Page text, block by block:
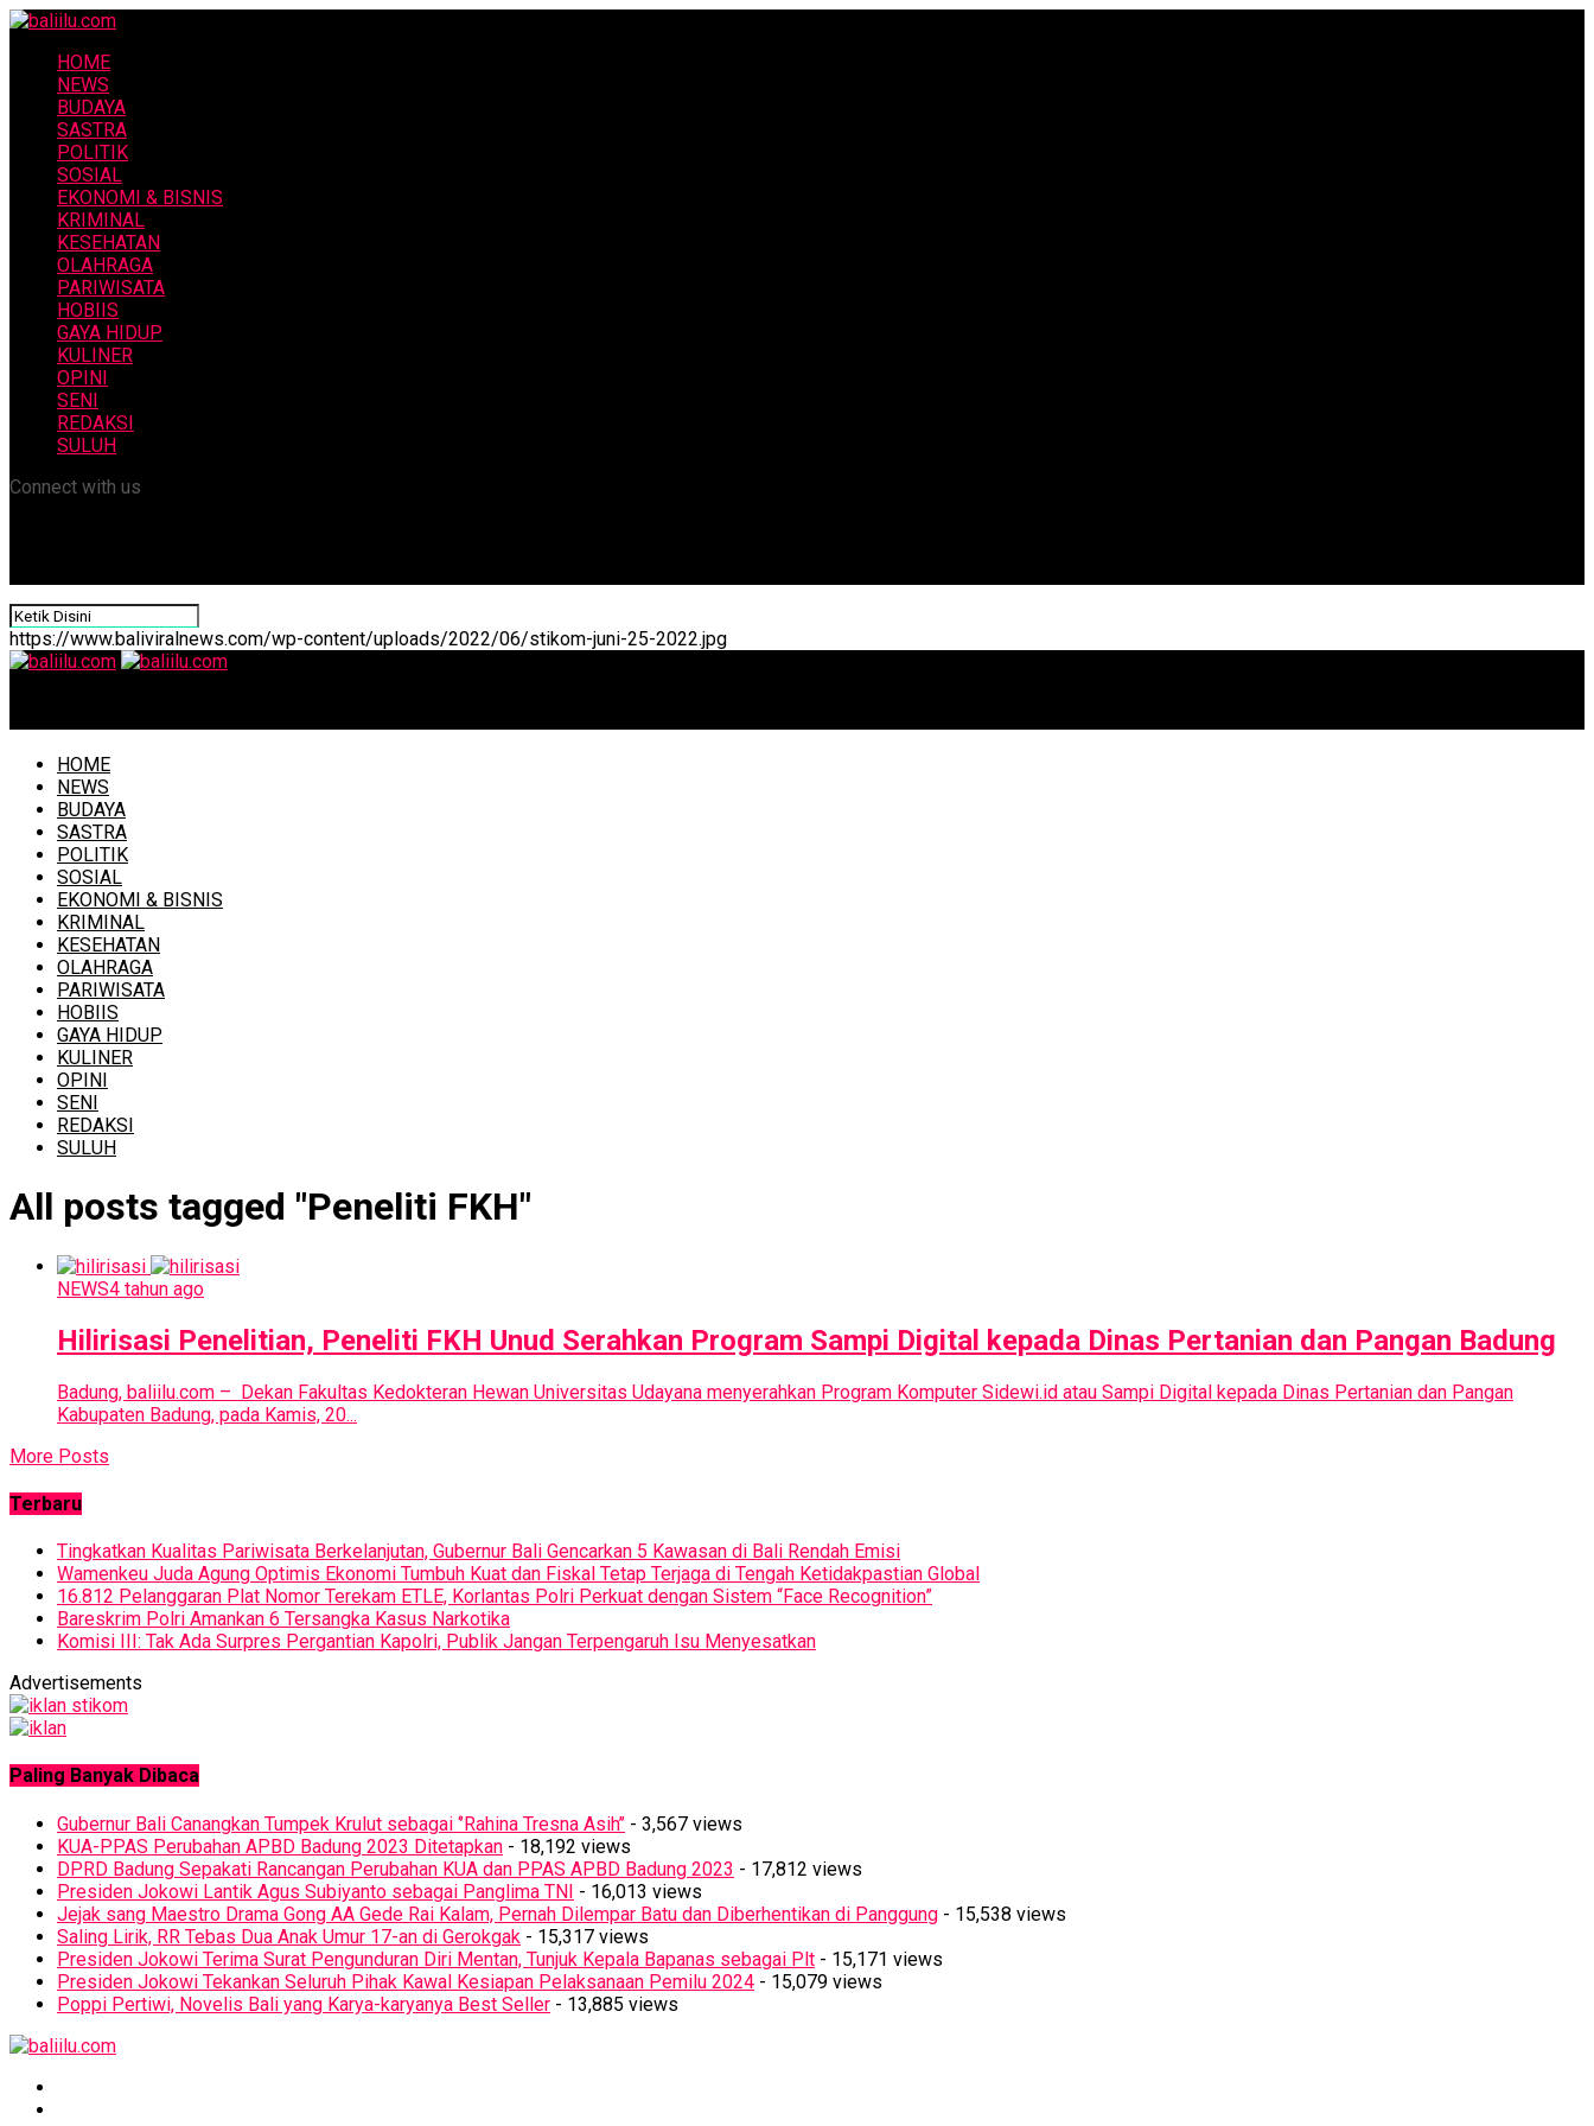
HOME
NEWS
BUDAYA
SASTRA
POLITIK
SOSIAL
EKONOMI & BISNIS
KRIMINAL
KESEHATAN
OLAHRAGA
PARIWISATA
HOBIIS
GAYA HIDUP
KULINER
OPINI
SENI
REDAKSI
SULUH
Connect with us
https://www.baliviralnews.com/wp-content/uploads/2022/06/stikom-juni-25-2022.jpg
HOME
NEWS
BUDAYA
SASTRA
POLITIK
SOSIAL
EKONOMI & BISNIS
KRIMINAL
KESEHATAN
OLAHRAGA
PARIWISATA
HOBIIS
GAYA HIDUP
KULINER
OPINI
SENI
REDAKSI
SULUH
All posts tagged "Peneliti FKH"
NEWS4 tahun ago
Hilirisasi Penelitian, Peneliti FKH Unud Serahkan Program Sampi Digital kepada Dinas Pertanian dan Pangan Badung
Badung, baliilu.com – Dekan Fakultas Kedokteran Hewan Universitas Udayana menyerahkan Program Komputer Sidewi.id atau Sampi Digital kepada Dinas Pertanian dan Pangan
Kabupaten Badung, pada Kamis, 20...
More Posts
Terbaru
Tingkatkan Kualitas Pariwisata Berkelanjutan, Gubernur Bali Gencarkan 5 Kawasan di Bali Rendah Emisi
Wamenkeu Juda Agung Optimis Ekonomi Tumbuh Kuat dan Fiskal Tetap Terjaga di Tengah Ketidakpastian Global
16.812 Pelanggaran Plat Nomor Terekam ETLE, Korlantas Polri Perkuat dengan Sistem “Face Recognition”
Bareskrim Polri Amankan 6 Tersangka Kasus Narkotika
Komisi III: Tak Ada Surpres Pergantian Kapolri, Publik Jangan Terpengaruh Isu Menyesatkan
Advertisements
Paling Banyak Dibaca
Gubernur Bali Canangkan Tumpek Krulut sebagai ‘’Rahina Tresna Asih’’ - 3,567 views
KUA-PPAS Perubahan APBD Badung 2023 Ditetapkan - 18,192 views
DPRD Badung Sepakati Rancangan Perubahan KUA dan PPAS APBD Badung 2023 - 17,812 views
Presiden Jokowi Lantik Agus Subiyanto sebagai Panglima TNI - 16,013 views
Jejak sang Maestro Drama Gong AA Gede Rai Kalam, Pernah Dilempar Batu dan Diberhentikan di Panggung - 15,538 views
Saling Lirik, RR Tebas Dua Anak Umur 17-an di Gerokgak - 15,317 views
Presiden Jokowi Terima Surat Pengunduran Diri Mentan, Tunjuk Kepala Bapanas sebagai Plt - 15,171 views
Presiden Jokowi Tekankan Seluruh Pihak Kawal Kesiapan Pelaksanaan Pemilu 2024 - 15,079 views
Poppi Pertiwi, Novelis Bali yang Karya-karyanya Best Seller - 13,885 views